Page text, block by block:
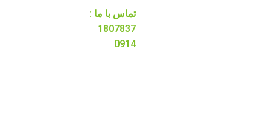
تماس با ما :
1807837
0914